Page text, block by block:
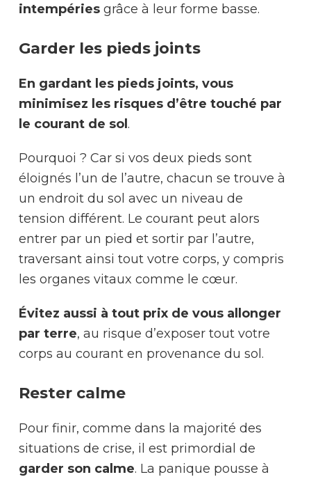
intempéries grâce à leur forme basse.
Garder les pieds joints
En gardant les pieds joints, vous
minimisez les risques d’être touché par
le courant de sol .
Pourquoi ? Car si vos deux pieds sont
éloignés l’un de l’autre, chacun se trouve à
un endroit du sol avec un niveau de
tension différent. Le courant peut alors
entrer par un pied et sortir par l’autre,
traversant ainsi tout votre corps, y compris
les organes vitaux comme le cœur.
Évitez aussi à tout prix de vous allonger
par terre, au risque d’exposer tout votre
corps au courant en provenance du sol.
Rester calme
Pour finir, comme dans la majorité des
situations de crise, il est primordial de
garder son calme. La panique pousse à